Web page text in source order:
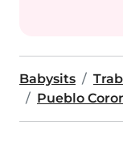
Babysits
Pueblo